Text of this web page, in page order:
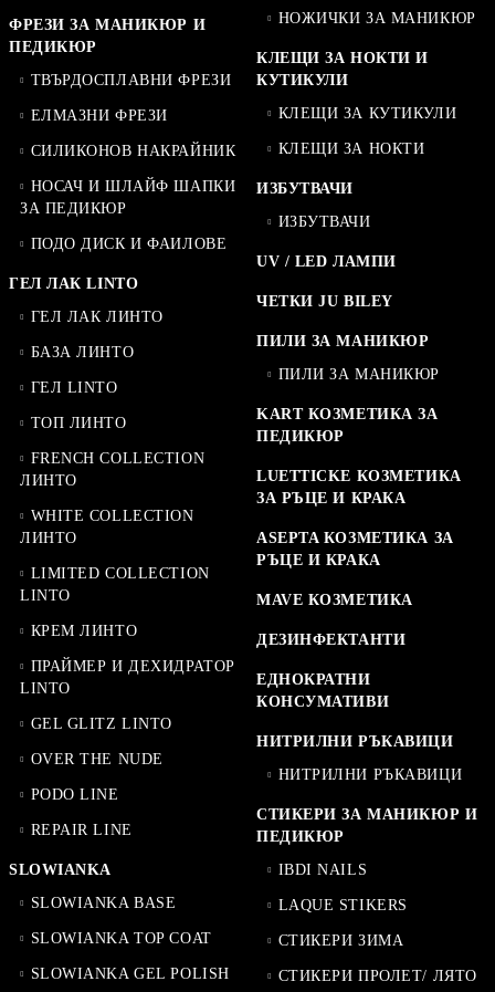
ФРЕЗИ ЗА МАНИКЮР И
ПЕДИКЮР
ТВЪРДОСПЛАВНИ ФРЕЗИ
ЕЛМАЗНИ ФРЕЗИ
СИЛИКОНОВ НАКРАЙНИК
НОСАЧ И ШЛАЙФ ШАПКИ
ЗА ПЕДИКЮР
ПОДО ДИСК И ФАИЛОВЕ
ГЕЛ ЛАК LINTO
ГЕЛ ЛАК ЛИНТО
БАЗА ЛИНТО
ГЕЛ LINTO
ТОП ЛИНТО
FRENCH COLLECTION
ЛИНТО
WHITE COLLECTION
ЛИНТО
LIMITED COLLECTION
LINTO
КРЕМ ЛИНТО
ПРАЙМЕР И ДЕХИДРАТОР
LINTO
GEL GLITZ LINTO
OVER THE NUDE
PODO LINE
REPAIR LINE
SLOWIANKA
SLOWIANKA BASE
SLOWIANKA TOP COAT
SLOWIANKA GEL POLISH
НОЖИЧКИ ЗА МАНИКЮР
КЛЕЩИ ЗА НОКТИ И
КУТИКУЛИ
КЛЕЩИ ЗА КУТИКУЛИ
КЛЕЩИ ЗА НОКТИ
ИЗБУТВАЧИ
ИЗБУТВАЧИ
UV / LED ЛАМПИ
ЧЕТКИ JU BILEY
ПИЛИ ЗА МАНИКЮР
ПИЛИ ЗА МАНИКЮР
KART КОЗМЕТИКА ЗА
ПЕДИКЮР
LUETTICKE КОЗМЕТИКА
ЗА РЪЦЕ И КРАКА
ASEPTA КОЗМЕТИКА ЗА
РЪЦЕ И КРАКА
MAVE КОЗМЕТИКА
ДЕЗИНФЕКТАНТИ
ЕДНОКРАТНИ
КОНСУМАТИВИ
НИТРИЛНИ РЪКАВИЦИ
НИТРИЛНИ РЪКАВИЦИ
СТИКЕРИ ЗА МАНИКЮР И
ПЕДИКЮР
IBDI NAILS
LAQUE STIKERS
СТИКЕРИ ЗИМА
СТИКЕРИ ПРОЛЕТ/ ЛЯТО